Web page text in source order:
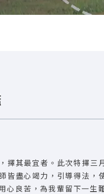
擇其最宜者。此次特擇
皆盡心竭力，引導得法
心良苦，為我輩留下一生